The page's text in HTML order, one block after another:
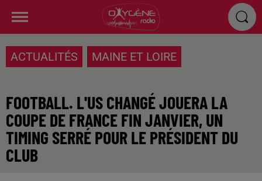
ACTUALITÉS MAINE ET LOIRE
FOOTBALL. L'US CHANGÉ JOUERA LA
COUPE DE FRANCE FIN JANVIER, UN
TIMING SERRÉ POUR LE PRÉSIDENT DU
CLUB